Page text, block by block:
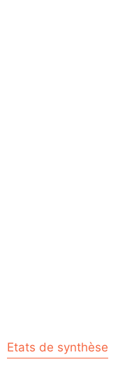
Etats de synthèse